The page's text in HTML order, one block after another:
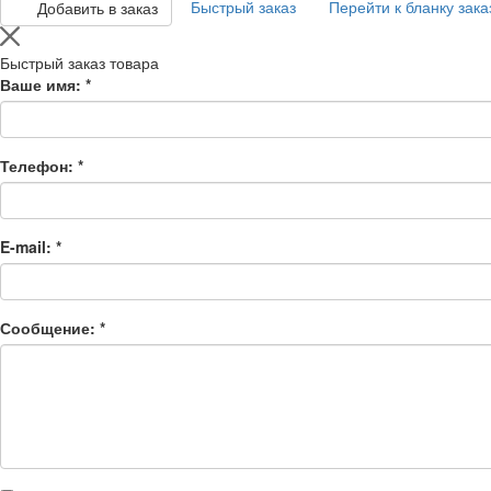
Добавить в заказ Быстрый заказ Перейти к бланку
Быстрый заказ товара
Ваше имя: *
Телефон: *
E-mail: *
Сообщение: *